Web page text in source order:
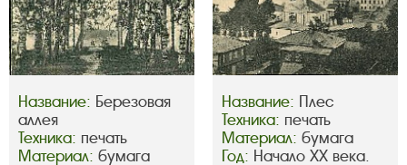
Название: Березовая
аллея
Техника: печать
Материал: бумага
Название: Плес
Техника: печать
Материал: бумага
Год: Начало ХХ века.